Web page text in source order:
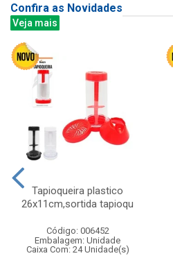
Confira as Novidades
Veja mais
Tapioqueira plastico
26x11cm,sortida tapioqu
Código: 006452
Embalagem: Unidade
Caixa Com: 24 Unidade(s)